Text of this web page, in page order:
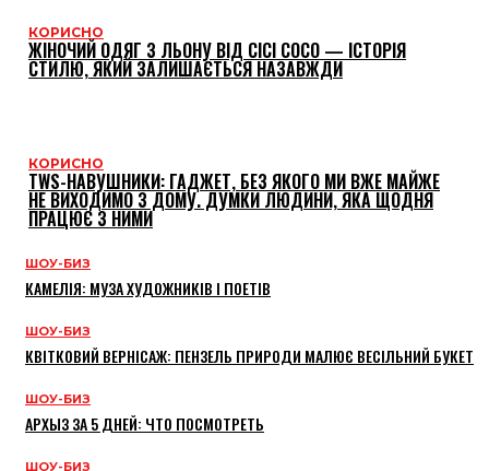
КОРИСНО
ЖІНОЧИЙ ОДЯГ З ЛЬОНУ ВІД CICI COCO — ІСТОРІЯ
СТИЛЮ, ЯКИЙ ЗАЛИШАЄТЬСЯ НАЗАВЖДИ
КОРИСНО
TWS-НАВУШНИКИ: ГАДЖЕТ, БЕЗ ЯКОГО МИ ВЖЕ МАЙЖЕ
НЕ ВИХОДИМО З ДОМУ. ДУМКИ ЛЮДИНИ, ЯКА ЩОДНЯ
ПРАЦЮЄ З НИМИ
ШОУ-БИЗ
КАМЕЛІЯ: МУЗА ХУДОЖНИКІВ І ПОЕТІВ
ШОУ-БИЗ
КВІТКОВИЙ ВЕРНІСАЖ: ПЕНЗЕЛЬ ПРИРОДИ МАЛЮЄ ВЕСІЛЬНИЙ БУКЕТ
ШОУ-БИЗ
АРХЫЗ ЗА 5 ДНЕЙ: ЧТО ПОСМОТРЕТЬ
ШОУ-БИЗ